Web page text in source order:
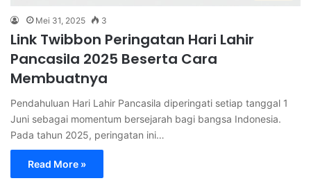
Mei 31, 2025 3
Link Twibbon Peringatan Hari Lahir
Pancasila 2025 Beserta Cara
Membuatnya
Pendahuluan Hari Lahir Pancasila diperingati setiap tanggal 1
Juni sebagai momentum bersejarah bagi bangsa Indonesia.
Pada tahun 2025, peringatan ini…
Read More »